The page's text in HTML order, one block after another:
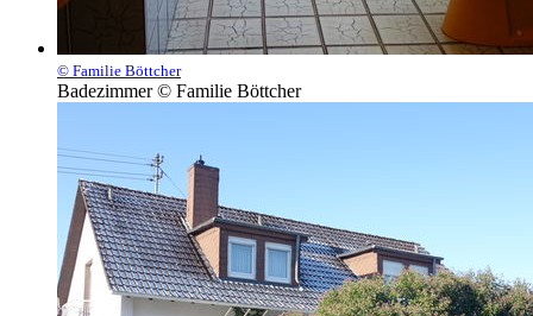
© Familie Böttcher
Badezimmer © Familie Böttcher